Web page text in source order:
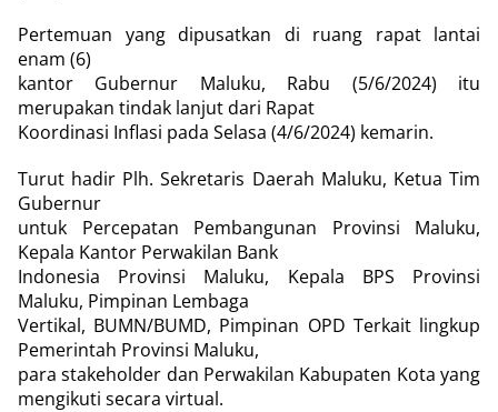
Pertemuan yang dipusatkan di ruang rapat lantai
enam (6)
kantor Gubernur Maluku, Rabu (5/6/2024) itu
merupakan tindak lanjut dari Rapat
Koordinasi Inflasi pada Selasa (4/6/2024) kemarin.
Turut hadir Plh. Sekretaris Daerah Maluku, Ketua Tim
Gubernur
untuk Percepatan Pembangunan Provinsi Maluku,
Kepala Kantor Perwakilan Bank
Indonesia Provinsi Maluku, Kepala BPS Provinsi
Maluku, Pimpinan Lembaga
Vertikal, BUMN/BUMD, Pimpinan OPD Terkait lingkup
Pemerintah Provinsi Maluku,
para stakeholder dan Perwakilan Kabupaten Kota yang
mengikuti secara virtual.